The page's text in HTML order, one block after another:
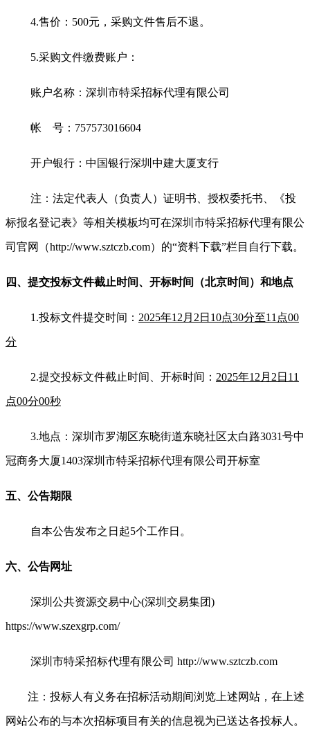
4.售价：500元，采购文件售后不退。
5.采购文件缴费账户：
账户名称：深圳市特采招标代理有限公司
帐 号：757573016604
开户银行：中国银行深圳中建大厦支行
注：法定代表人（负责人）证明书、授权委托书、《投
标报名登记表》等相关模板均可在深圳市特采招标代理有限公
司官网（http://www.sztczb.com）的“资料下载”栏目自行下载。
四、提交投标文件截止时间、开标时间 （北京时间） 和地点
1.投标文件提交时间： 2025年12月2日10点30分至11点00
分
2.提交投标文件截止时间 、开标时间： 2025年12月2日11
点00分00秒
3.地点：深圳市罗湖区东晓街道东晓社区太白路3031号中
冠商务大厦1403深圳市特采招标代理有限公司开标室
五、公告期限
自本公告发布之日起5个工作日。
六、公告网址
深圳公共资源交易中心(深圳交易集团)
https://www.szexgrp.com/
深圳市特采招标代理有限公司 http://www.sztczb.com
注：投标人有义务在招标活动期间浏览上述网站，在上述
网站公布的与本次招标项目有关的信息视为已送达各投标人。